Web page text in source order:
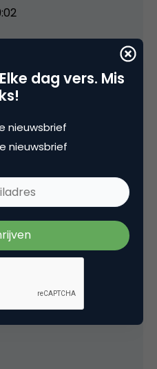
zeker een
de stijl van de oude
Nu lijkt het een
wordpress theme.
dag vers. Mis
nieuwsbrief
nieuwsbrief